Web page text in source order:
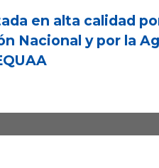
en alta calidad
Nacional y por la